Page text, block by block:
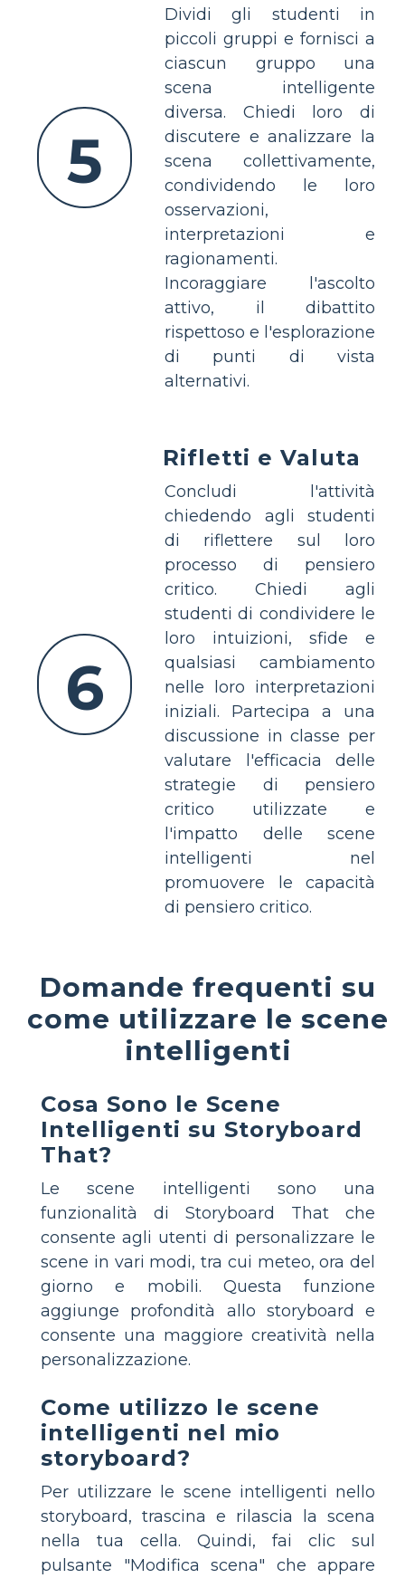
5
Dividi gli studenti in
piccoli gruppi e fornisci a
ciascun gruppo una
scena intelligente
diversa. Chiedi loro di
discutere e analizzare la
scena collettivamente,
condividendo le loro
osservazioni,
interpretazioni e
ragionamenti.
Incoraggiare l'ascolto
attivo, il dibattito
rispettoso e l'esplorazione
di punti di vista
alternativi.
6
Rifletti e Valuta
Concludi l'attività
chiedendo agli studenti
di riflettere sul loro
processo di pensiero
critico. Chiedi agli
studenti di condividere le
loro intuizioni, sfide e
qualsiasi cambiamento
nelle loro interpretazioni
iniziali. Partecipa a una
discussione in classe per
valutare l'efficacia delle
strategie di pensiero
critico utilizzate e
l'impatto delle scene
intelligenti nel
promuovere le capacità
di pensiero critico.
Domande frequenti su
come utilizzare le scene
intelligenti
Cosa Sono le Scene
Intelligenti su Storyboard
That?
Le scene intelligenti sono una
funzionalità di Storyboard That che
consente agli utenti di personalizzare le
scene in vari modi, tra cui meteo, ora del
giorno e mobili. Questa funzione
aggiunge profondità allo storyboard e
consente una maggiore creatività nella
personalizzazione.
Come utilizzo le scene
intelligenti nel mio
storyboard?
Per utilizzare le scene intelligenti nello
storyboard, trascina e rilascia la scena
nella tua cella. Quindi, fai clic sul
pulsante "Modifica scena" che appare